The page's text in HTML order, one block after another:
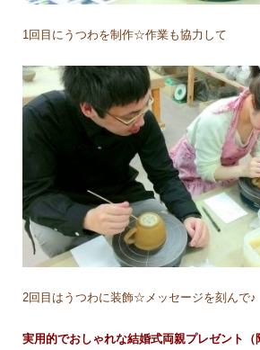
1回目にうつわを制作☆作業も協力して
2回目はうつわに装飾☆メッセージを刻んで♪
実用的でおしゃれな結婚式両親プレゼント（